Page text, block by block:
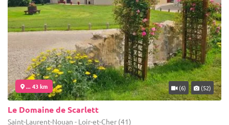
... 43 km (6) (52)
Le Domaine de Scarlett
Saint-Laurent-Nouan - Loir-et-Cher (41)